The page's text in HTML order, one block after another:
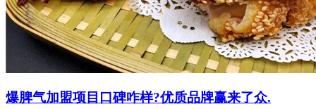
爆脾气加盟项目口碑咋样?优质品牌赢来了众.